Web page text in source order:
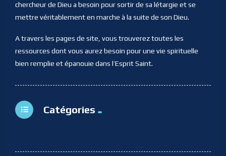
chercheur de Dieu a besoin pour sortir de sa létargie et se
mettre véritablement en marche à la suite de son Dieu.
A travers les pages de site, vous trouverez toutes les
ressources dont vous aurez besoin pour une vie spirituelle
bien remplie et épanouie dans l’Esprit Saint.
Catégories